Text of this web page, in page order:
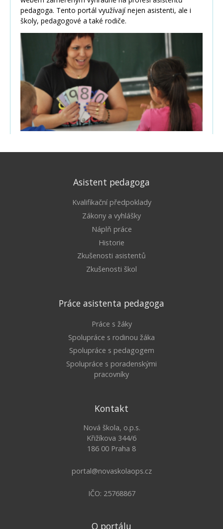
Asistent pedagoga
Kvalifikační předpoklady
Zákony a vyhlášky
Náplň práce
Historie
Zkušenosti asistentů
Zkušenosti škol
Práce asistenta pedagoga
Práce s žáky
Spolupráce s rodinou žáka
Spolupráce s pedagogem
Spolupráce s poradenskými
pracovníky
Kontakt
Nová škola, o.p.s.
Křižíkova 344/6
186 00 Praha 8
portal@novaskolaops.cz
IČO: 25768867
O portálu